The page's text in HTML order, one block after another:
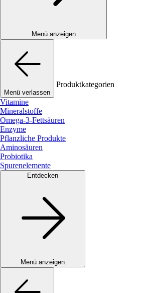
Menü anzeigen
Menü verlassen
Produktkategorien
Vitamine
Mineralstoffe
Omega-3-Fettsäuren
Enzyme
Pflanzliche Produkte
Aminosäuren
Probiotika
Spurenelemente
Entdecken
Menü anzeigen